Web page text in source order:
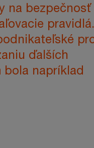
na bezpečnosť
ďalších
bola napríklad